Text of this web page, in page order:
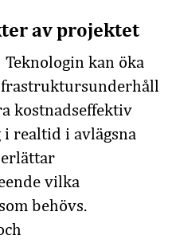
av projektet
kan öka
kostnadseffektiv
realtid i avlägsna
vilka
behövs.